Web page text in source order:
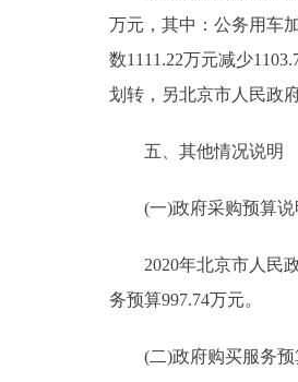
万元，其中：公务用车
数1111.22万元减少
划转，另北京市人民政
五、其他情况说明
(一)政府采购预算说
2020年北京市人民政
务预算997.74万元。
(二)政府购买服务预